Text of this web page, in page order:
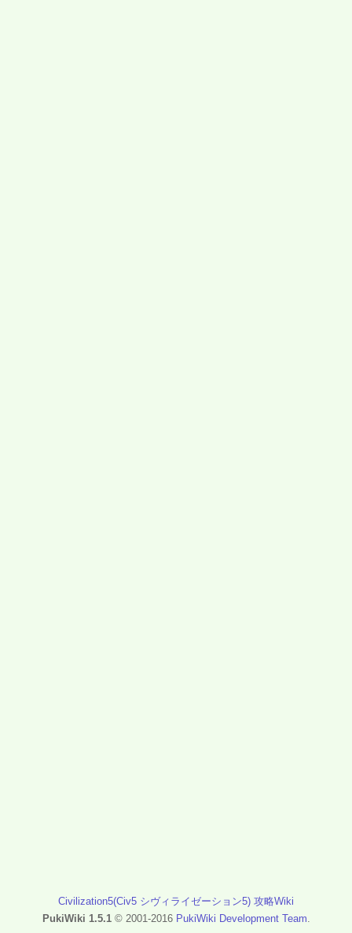
Civilization5(Civ5 シヴィライゼーション5) 攻略Wiki
PukiWiki 1.5.1© 2001-2016 PukiWiki Development Team.